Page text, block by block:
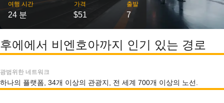
여행 시간
24 분
가격
$51
출발
7
후에에서 비엔호아까지 인기 있는 경로
광범위한 네트워크
하나의 플랫폼, 34개 이상의 관광지, 전 세계 700개 이상의 노선.